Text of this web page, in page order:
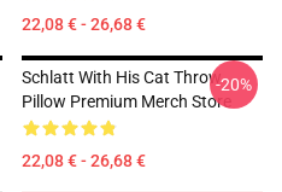
22,08 € - 26,68 €
Schlatt With His Cat Throw
Pillow Premium Merch Store
22,08 € - 26,68 €
-20%